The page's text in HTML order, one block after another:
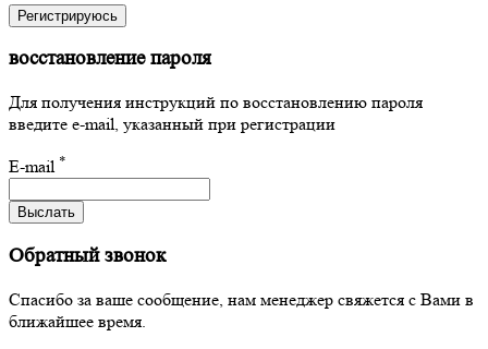
Регистрируюсь
восстановление пароля
Для получения инструкций по восстановлению пароля
введите e-mail, указанный при регистрации
E-mail *
Выслать
Обратный звонок
Спасибо за ваше сообщение, нам менеджер свяжется с Вами в
ближайшее время.